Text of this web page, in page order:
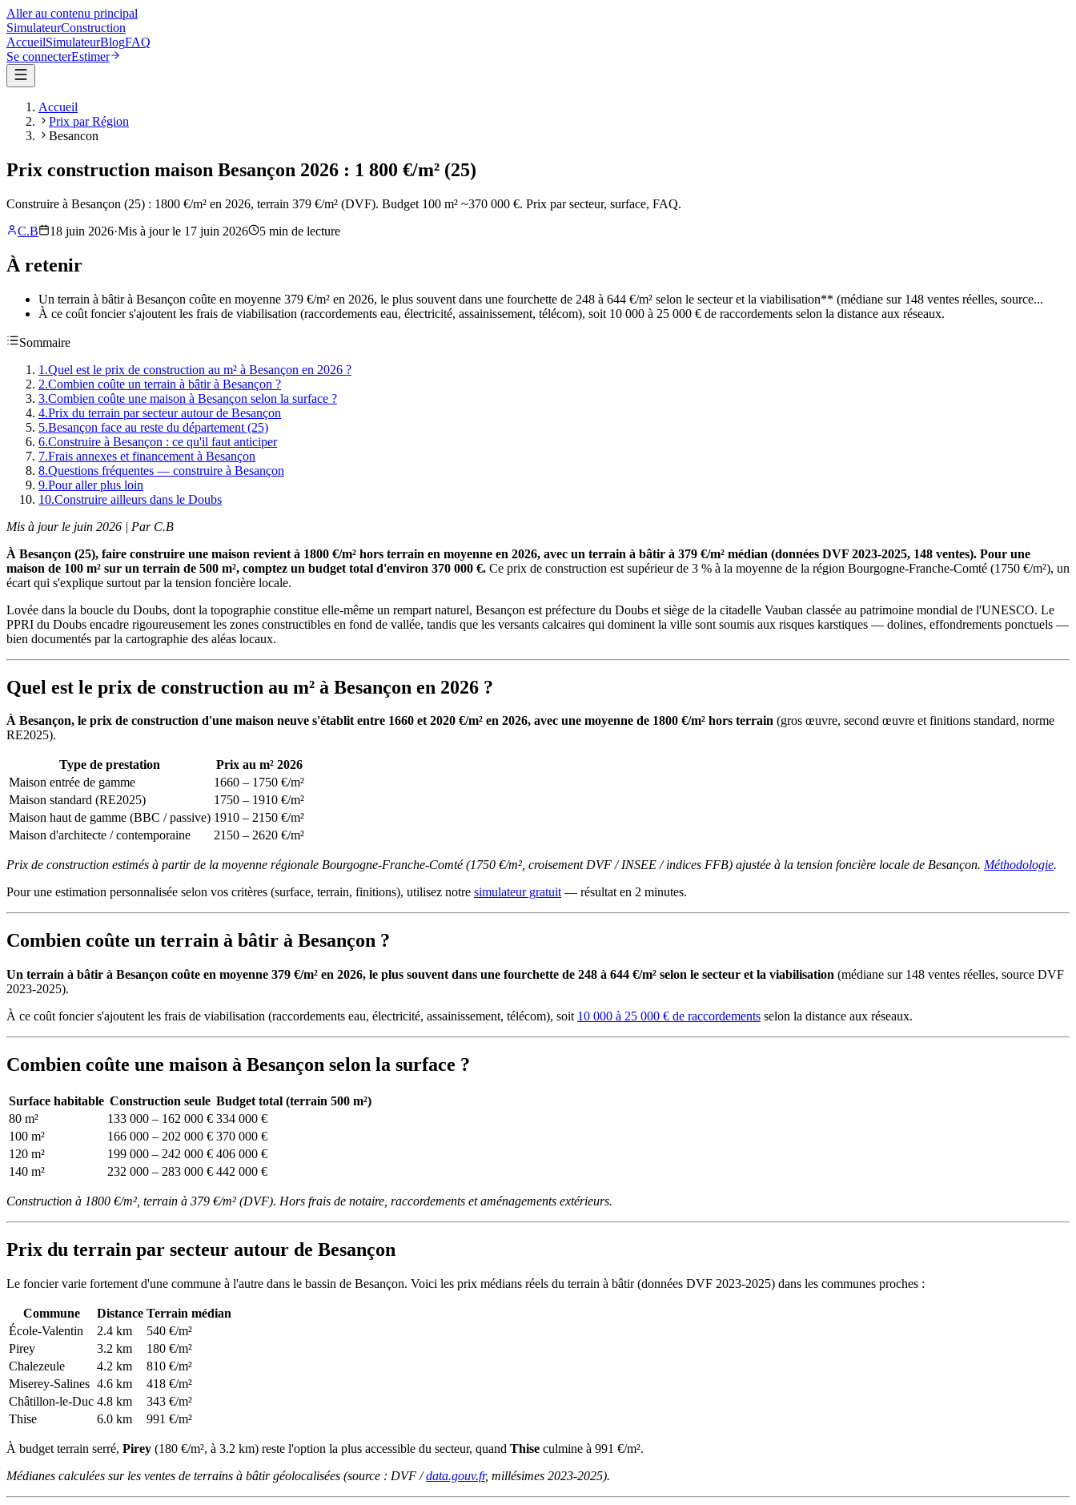
Aller au contenu principal
SimulateurConstruction
AccueilSimulateurBlogFAQ
Se connecterEstimer
Accueil
Prix par Région
Besancon
Prix construction maison Besançon 2026 : 1 800 €/m² (25)
Construire à Besançon (25) : 1800 €/m² en 2026, terrain 379 €/m² (DVF). Budget 100 m² ~370 000 €. Prix par secteur, surface, FAQ.
C.B
18 juin 2026·Mis à jour le 17 juin 2026 5 min de lecture
À retenir
Un terrain à bâtir à Besançon coûte en moyenne 379 €/m² en 2026, le plus souvent dans une fourchette de 248 à 644 €/m² selon le secteur et la viabilisation** (médiane sur 148 ventes réelles, source...
À ce coût foncier s'ajoutent les frais de viabilisation (raccordements eau, électricité, assainissement, télécom), soit 10 000 à 25 000 € de raccordements selon la distance aux réseaux.
Sommaire
1 .Quel est le prix de construction au m² à Besançon en 2026 ?
2.Combien coûte un terrain à bâtir à Besançon ?
3.Combien coûte une maison à Besançon selon la surface ?
4.Prix du terrain par secteur autour de Besançon
5.Besançon face au reste du département (25)
6.Construire à Besançon : ce qu'il faut anticiper
7.Frais annexes et financement à Besançon
8.Questions fréquentes — construire à Besançon
9.Pour aller plus loin
10.Construire ailleurs dans le Doubs
Mis à jour le juin 2026 | Par C.B
À Besançon (25), faire construire une maison revient à 1800 €/m² hors terrain en moyenne en 2026, avec un terrain à bâtir à 379 €/m² médian (données DVF 2023-2025, 148 ventes). Pour une
maison de 100 m² sur un terrain de 500 m², comptez un budget total d'environ 370 000 €. Ce prix de construction est supérieur de 3 % à la moyenne de la région Bourgogne-Franche-Comté (1750 €/m²), un
écart qui s'explique surtout par la tension foncière locale.
Lovée dans la boucle du Doubs, dont la topographie constitue elle-même un rempart naturel, Besançon est préfecture du Doubs et siège de la citadelle Vauban classée au patrimoine mondial de l'UNESCO. Le
PPRI du Doubs encadre rigoureusement les zones constructibles en fond de vallée, tandis que les versants calcaires qui dominent la ville sont soumis aux risques karstiques — dolines, effondrements ponctuels —
bien documentés par la cartographie des aléas locaux.
Quel est le prix de construction au m² à Besançon en 2026 ?
À Besançon, le prix de construction d'une maison neuve s'établit entre 1660 et 2020 €/m² en 2026, avec une moyenne de 1800 €/m² hors terrain (gros œuvre, second œuvre et finitions standard, norme
RE2025).
Type de prestation
Prix au m² 2026
Maison entrée de gamme
1660 – 1750 €/m²
Maison standard (RE2025)
1750 – 1910 €/m²
Maison haut de gamme (BBC / passive) 1910 – 2150 €/m²
Maison d'architecte / contemporaine
2150 – 2620 €/m²
Prix de construction estimés à partir de la moyenne régionale Bourgogne-Franche-Comté (1750 €/m², croisement DVF / INSEE / indices FFB) ajustée à la tension foncière locale de Besançon. Méthodologie.
Pour une estimation personnalisée selon vos critères (surface, terrain, finitions), utilisez notre simulateur gratuit— résultat en 2 minutes.
Combien coûte un terrain à bâtir à Besançon ?
Un terrain à bâtir à Besançon coûte en moyenne 379 €/m² en 2026, le plus souvent dans une fourchette de 248 à 644 €/m² selon le secteur et la viabilisation (médiane sur 148 ventes réelles, source DVF
2023-2025).
À ce coût foncier s'ajoutent les frais de viabilisation (raccordements eau, électricité, assainissement, télécom), soit 10 000 à 25 000 € de raccordements selon la distance aux réseaux.
Combien coûte une maison à Besançon selon la surface ?
Surface habitable Construction seule Budget total (terrain 500 m²)
80 m²
133 000 – 162 000 € 334 000 €
100 m²
166 000 – 202 000 € 370 000 €
120 m²
199 000 – 242 000 € 406 000 €
140 m²
232 000 – 283 000 € 442 000 €
Construction à 1800 €/m², terrain à 379 €/m² (DVF). Hors frais de notaire, raccordements et aménagements extérieurs.
Prix du terrain par secteur autour de Besançon
Le foncier varie fortement d'une commune à l'autre dans le bassin de Besançon. Voici les prix médians réels du terrain à bâtir (données DVF 2023-2025) dans les communes proches :
Commune Distance Terrain médian
École-Valentin
2.4 km
540 €/m²
Pirey
3.2 km
180 €/m²
Chalezeule
4.2 km
810 €/m²
Miserey-Salines 4.6 km
418 €/m²
Châtillon-le-Duc 4.8 km
343 €/m²
Thise
6.0 km 991 €/m²
À budget terrain serré, Pirey (180 €/m², à 3.2 km) reste l'option la plus accessible du secteur, quand Thise culmine à 991 €/m².
Médianes calculées sur les ventes de terrains à bâtir géolocalisées (source : DVF /data.gouv.fr, millésimes 2023-2025).